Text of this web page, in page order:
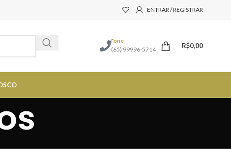
ENTRAR / REGISTRAR
Fone
(65) 99996-5714
R$0,00